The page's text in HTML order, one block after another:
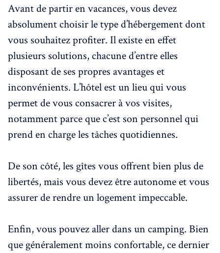
Avant de partir en vacances, vous devez
absolument choisir le type d’hébergement dont
vous souhaitez profiter. Il existe en effet
plusieurs solutions, chacune d’entre elles
disposant de ses propres avantages et
inconvénients. L’hôtel est un lieu qui vous
permet de vous consacrer à vos visites,
notamment parce que c’est son personnel qui
prend en charge les tâches quotidiennes.
De son côté, les gîtes vous offrent bien plus de
libertés, mais vous devez être autonome et vous
assurer de rendre un logement impeccable.
Enfin, vous pouvez aller dans un camping. Bien
que généralement moins confortable, ce dernier